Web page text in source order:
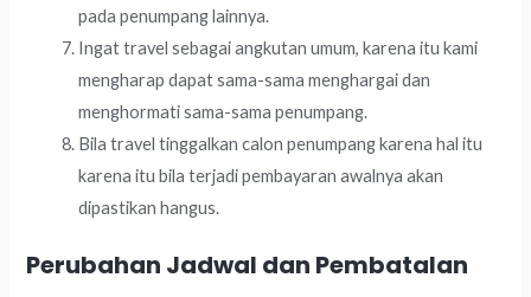
pada penumpang lainnya.
Ingat travel sebagai angkutan umum, karena itu kami
mengharap dapat sama-sama menghargai dan
menghormati sama-sama penumpang.
Bila travel tinggalkan calon penumpang karena hal itu
karena itu bila terjadi pembayaran awalnya akan
dipastikan hangus.
Perubahan Jadwal dan Pembatalan